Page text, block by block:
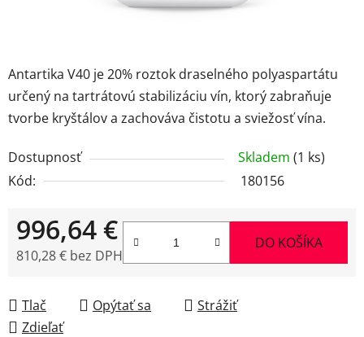
Antartika V40 je 20% roztok draselného polyaspartátu
určený na tartrátovú stabilizáciu vín, ktorý zabraňuje
tvorbe kryštálov a zachováva čistotu a sviežosť vína.
Dostupnosť Skladem (1 ks)
Kód:
180156
996,64 €
810,28 € bez DPH
DO KOŠÍKA
Tlač Opýtať sa
Strážiť
Zdieľať